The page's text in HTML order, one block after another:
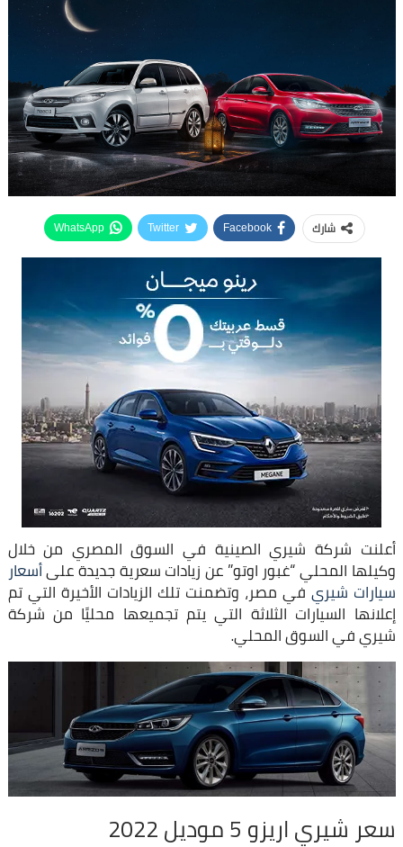
شارك Facebook
Twitter
WhatsApp
أعلنت شركة شيري الصينية في السوق المصري من خلال
وكيلها المحلي “غبور اوتو” عن زيادات سعرية جديدة علىأسعار
سيارات شيريفي مصر، وتضمنت تلك الزيادات الأخيرة التي تم
إعلانها السيارات الثلاثة التي يتم تجميعها محليًا من شركة
شيري في السوق المحلي.
سعر شيري اريزو 5 موديل 2022